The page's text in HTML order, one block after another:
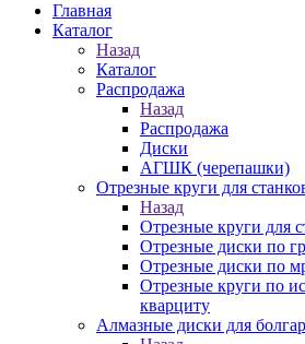
Главная
Каталог
Назад
Каталог
Распродажа
Назад
Распродажа
Диски
АГШК (черепашки)
Отрезные круги для
Назад
Отрезные круги для
Отрезные диски по
Отрезные диски по
Отрезные круги по
кварциту
Алмазные диски для